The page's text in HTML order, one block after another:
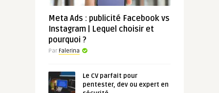
Meta Ads : publicité Facebook vs
Instagram | Lequel choisir et
pourquoi ?
Par Falerina
Le CV parfait pour
pentester, dev ou expert en